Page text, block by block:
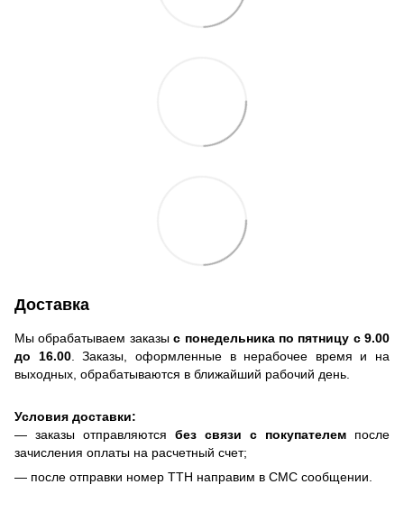
Доставка
Мы обрабатываем заказыс понедельника по пятницу с 9.00
до 16.00. Заказы, оформленные в нерабочее время и на
выходных, обрабатываются в ближайший рабочий день.
Условия доставки:
— заказы отправляются без связи с покупателем после
зачисления оплаты на расчетный счет;
— после отправки номер ТТН направим в СМС сообщении.